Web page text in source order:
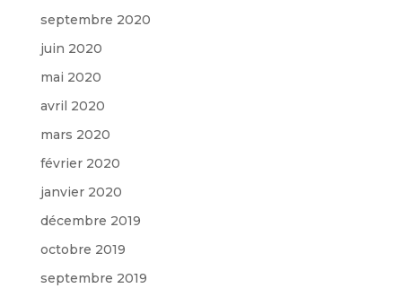
septembre 2020
juin 2020
mai 2020
avril 2020
mars 2020
février 2020
janvier 2020
décembre 2019
octobre 2019
septembre 2019